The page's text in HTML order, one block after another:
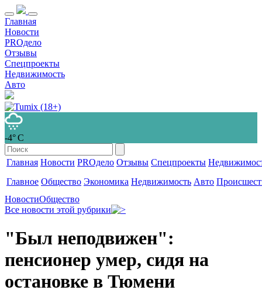
Главная
Новости
PROдело
Отзывы
Спецпроекты
Недвижимость
Авто
-4° С
Главная Новости PROдело Отзывы Спецпроекты
Главное Общество Экономика Недвижимость Авто
НовостиОбщество
Все новости этой рубрики
"Был неподвижен":
пенсионер умер, сидя на
остановке в Тюмени